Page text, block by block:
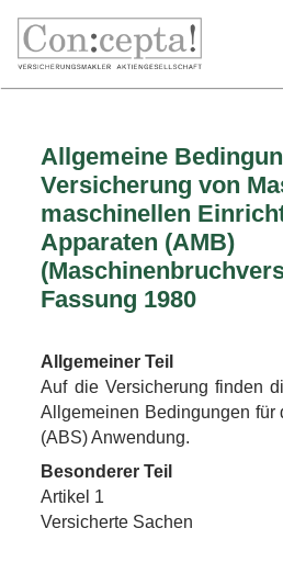
Allgemeine
Versicherung von
maschinellen
Apparaten (AMB)
Fassung 1980
Allgemeiner Teil
Auf die Versicherung finden
Allgemeinen Bedingungen für
(ABS) Anwendung.
Besonderer Teil
Artikel 1
Versicherte Sachen